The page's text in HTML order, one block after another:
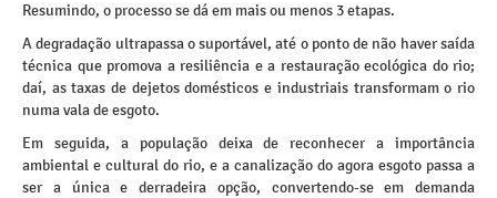
Resumindo, o processo se dá em mais ou menos 3 etapas.
A degradação ultrapassa o suportável, até o ponto de não haver saída
técnica que promova a resiliência e a restauração ecológica do rio;
daí, as taxas de dejetos domésticos e industriais transformam o rio
numa vala de esgoto.
Em seguida, a população deixa de reconhecer a importância
ambiental e cultural do rio, e a canalização do agora esgoto passa a
ser a única e derradeira opção, convertendo-se em demanda